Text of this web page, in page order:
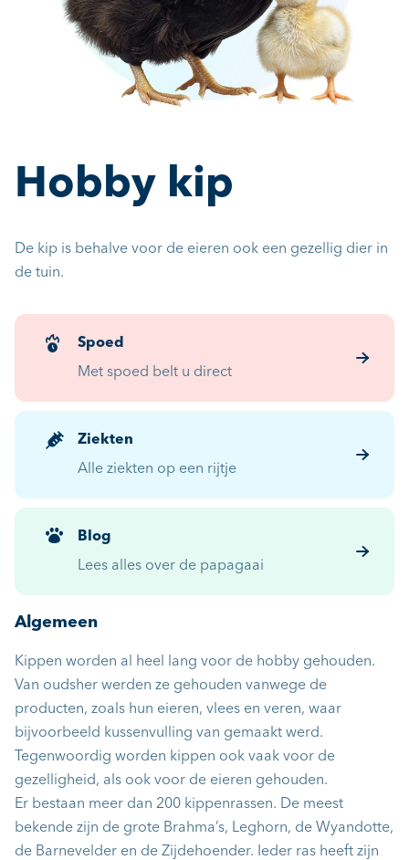
Hobby kip
De kip is behalve voor de eieren ook een gezellig dier in
de tuin.
Spoed
Met spoed belt u direct
Ziekten
Alle ziekten op een rijtje
Blog
Lees alles over de papagaai
Algemeen
Kippen worden al heel lang voor de hobby gehouden.
Van oudsher werden ze gehouden vanwege de
producten, zoals hun eieren, vlees en veren, waar
bijvoorbeeld kussenvulling van gemaakt werd.
Tegenwoordig worden kippen ook vaak voor de
gezelligheid, als ook voor de eieren gehouden.
Er bestaan meer dan 200 kippenrassen. De meest
bekende zijn de grote Brahma’s, Leghorn, de Wyandotte,
de Barnevelder en de Zijdehoender. Ieder ras heeft zijn